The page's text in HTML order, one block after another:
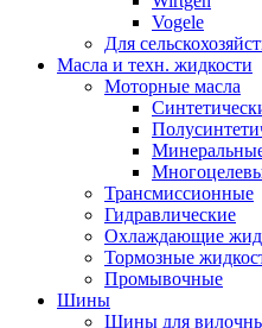
Vogele
Для
Масла и техн. жидкости
Моторные масла
Трансмиссионные
Гидравлические
Охлаждающие
Тормозные
Промывочные
Шины
Шины для